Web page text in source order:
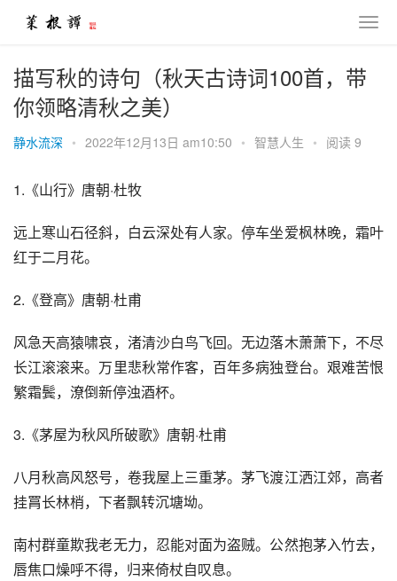
描写秋的诗句（秋天古诗词100首，带
你领略清秋之美）
静水流深 • 2022年12月13日 am10:50 • 智慧人生 • 阅读 9
1.《山行》唐朝·杜牧
远上寒山石径斜，白云深处有人家。停车坐爱枫林晚，霜叶
红于二月花。
2.《登高》唐朝·杜甫
风急天高猿啸哀，渚清沙白鸟飞回。无边落木萧萧下，不尽
长江滚滚来。万里悲秋常作客，百年多病独登台。艰难苦恨
繁霜鬓，潦倒新停浊酒杯。
3.《茅屋为秋风所破歌》唐朝·杜甫
八月秋高风怒号，卷我屋上三重茅。茅飞渡江洒江郊，高者
挂罥长林梢，下者飘转沉塘坳。
南村群童欺我老无力，忍能对面为盗贼。公然抱茅入竹去，
唇焦口燥呼不得，归来倚杖自叹息。